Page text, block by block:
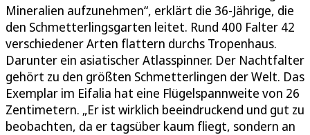
Mineralien aufzunehmen“, erklärt die 36-Jährige, die
den Schmetterlingsgarten leitet. Rund 400 Falter 42
verschiedener Arten flattern durchs Tropenhaus.
Darunter ein asiatischer Atlasspinner. Der Nachtfalter
gehört zu den größten Schmetterlingen der Welt. Das
Exemplar im Eifalia hat eine Flügelspannweite von 26
Zentimetern. „Er ist wirklich beeindruckend und gut zu
beobachten, da er tagsüber kaum fliegt, sondern an